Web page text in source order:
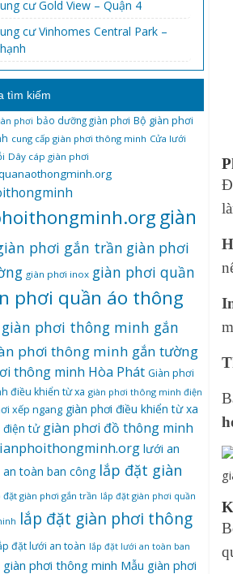
cư Gold View – Quận 4
cư Vinhomes Central Park –
tìm kiếm
phơi bảo dưỡng giàn phơi Bộ giàn phơi
cung cấp giàn phơi thông minh Cửa lưới
Dây cáp giàn phơi
giàn
phơi gắn trần giàn phơi
giàn phơi inox giàn phơi quần
phơi quần áo thông
giàn phơi thông minh gắn
phơi thông minh gắn tường
thông minh Hòa Phát Giàn phơi
điều khiển từ xa giàn phơi thông minh điện
xếp ngang giàn phơi điều khiển từ xa
điện tử giàn phơi đồ thông minh
lưới an
toàn ban công lắp đặt giàn
đặt giàn phơi gắn trần lắp đặt giàn phơi quần
lắp đặt giàn phơi thông
đặt lưới an toàn lắp đặt lưới an toàn ban
giàn phơi thông minh Mẫu giàn phơi